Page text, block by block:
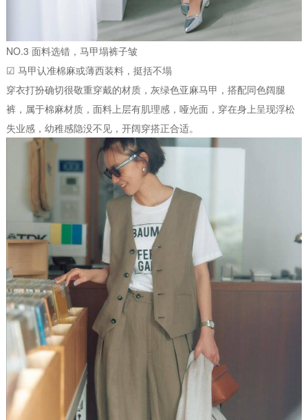
NO.3 面料选错，马甲塌裤子皱
☑ 马甲认准棉麻或薄西装料，挺括不塌
穿衣打扮确切很敬重穿戴的材质，灰绿色亚麻马甲，搭配同色阔腿
裤，属于棉麻材质，面料上层有肌理感，哑光面，穿在身上呈现浮松
失业感，幼稚感隐没不见，开阔穿搭正合适。